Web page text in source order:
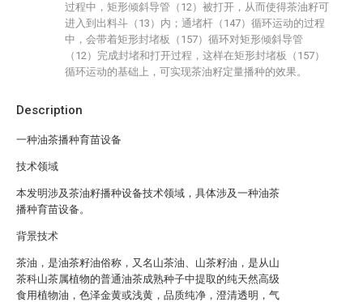
Description
一种油茶播种育苗设备
技术领域
本发明涉及茶油籽播种设备技术领域，具体涉及一种油茶
播种育苗设备。
背景技术
茶油，是油茶籽油俗称，又名山茶油、山茶籽油，是从山
茶科山茶属植物的普通油茶成熟种子中提取的纯天然高级
食用植物油，色泽金黄或浅黄，品质纯净，澄清透明，气
过程中，矩形倾斜导管（12）被打开，从而使得茶油籽可
进入到出料斗（13）内；通堵杆（147）循环运动的过程
中，会带着矩形封堵板（157）循环对矩形倾斜导管
（12）完成封堵和打开过程，这样在矩形封堵板（157）
循环运动的基础上，可实现茶油籽定量播种的效果。